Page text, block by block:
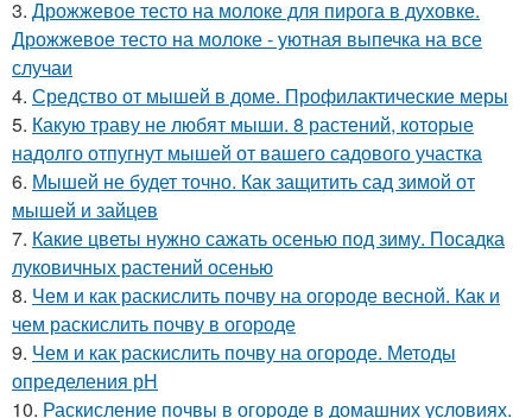
3. Дрожжевое тесто на молоке для пирога в духовке.
Дрожжевое тесто на молоке - уютная выпечка на все
случаи
4. Средство от мышей в доме. Профилактические меры
5. Какую траву не любят мыши. 8 растений, которые
надолго отпугнут мышей от вашего садового участка
6. Мышей не будет точно. Как защитить сад зимой от
мышей и зайцев
7. Какие цветы нужно сажать осенью под зиму. Посадка
луковичных растений осенью
8. Чем и как раскислить почву на огороде весной. Как и
чем раскислить почву в огороде
9. Чем и как раскислить почву на огороде. Методы
определения рН
10. Раскисление почвы в огороде в домашних условиях.